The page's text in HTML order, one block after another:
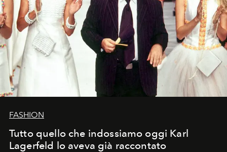
FASHION
Tutto quello che indossiamo oggi Karl
Lagerfeld lo aveva già raccontato